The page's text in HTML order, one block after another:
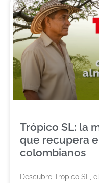
Trópico SL: la
que recupera
colombianos
Descubre Trópico SL,